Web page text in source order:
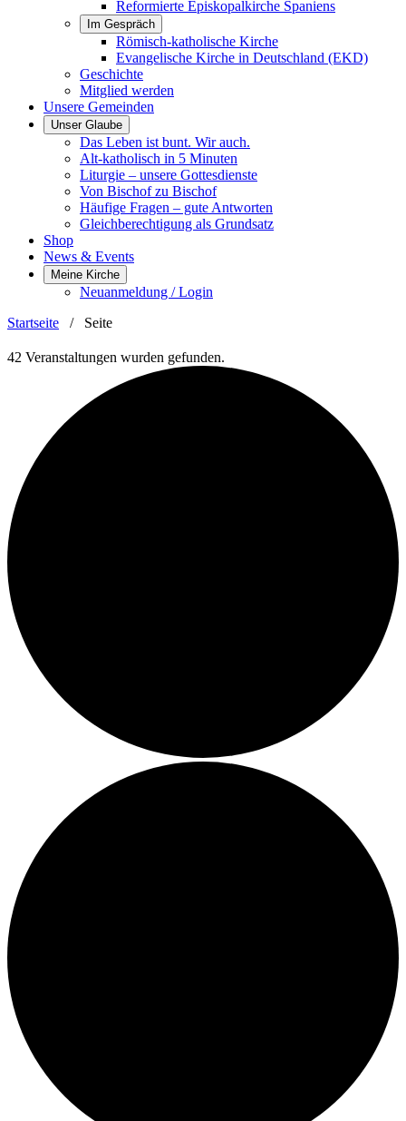
Reformierte Episkopalkirche Spaniens
Im Gespräch
Römisch-katholische Kirche
Evangelische Kirche in Deutschland (EKD)
Geschichte
Mitglied werden
Unsere Gemeinden
Unser Glaube
Das Leben ist bunt. Wir auch.
Alt-katholisch in 5 Minuten
Liturgie – unsere Gottesdienste
Von Bischof zu Bischof
Häufige Fragen – gute Antworten
Gleichberechtigung als Grundsatz
Shop
News & Events
Meine Kirche
Neuanmeldung / Login
Startseite / Seite
42 Veranstaltungen wurden gefunden.